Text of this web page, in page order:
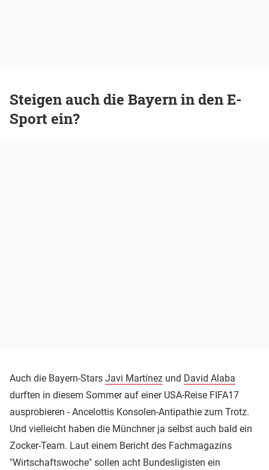
Steigen auch die Bayern in den E-
Sport ein?
Auch die Bayern-Stars Javi Martínez und David Alaba
durften in diesem Sommer auf einer USA-Reise FIFA17
ausprobieren - Ancelottis Konsolen-Antipathie zum Trotz.
Und vielleicht haben die Münchner ja selbst auch bald ein
Zocker-Team. Laut einem Bericht des Fachmagazins
"Wirtschaftswoche" sollen acht Bundesligisten ein